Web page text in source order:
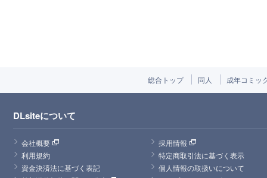
総合トップ 同人 成年コミッ
DLsiteについて
会社概要
採用情報
利用規約
特定商取引法に基づく表示
資金決済法に基づく表記
個人情報の取扱いについて